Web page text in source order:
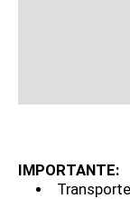
IMPORTANTE: